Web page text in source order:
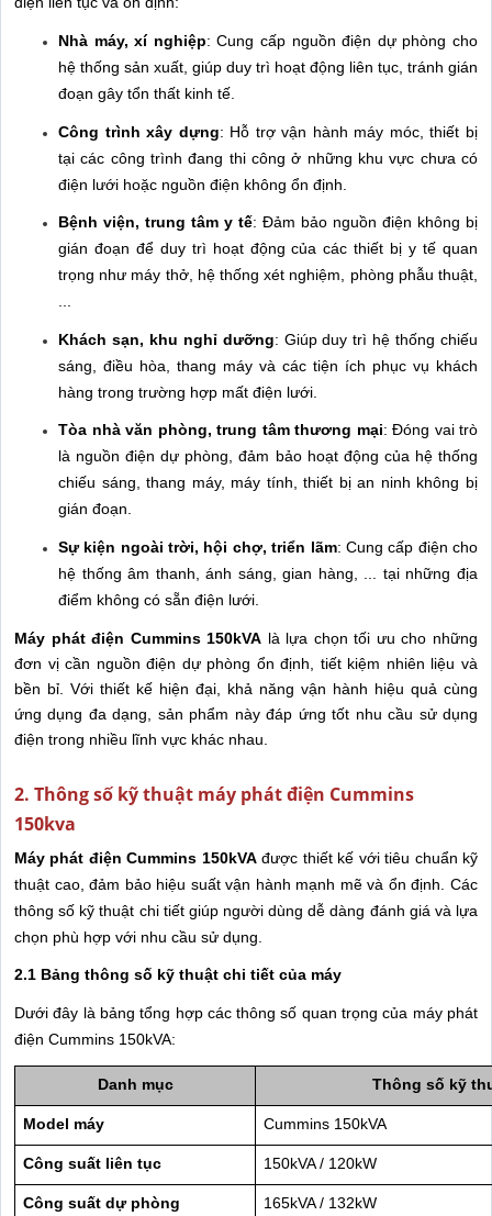
Nhà máy, xí nghiệp: Cung cấp nguồn điện dự phòng cho
hệ thống sản xuất, giúp duy trì hoạt động liên tục, tránh gián
đoạn gây tổn thất kinh tế.
Công trình xây dựng: Hỗ trợ vận hành máy móc, thiết bị
tại các công trình đang thi công ở những khu vực chưa có
điện lưới hoặc nguồn điện không ổn định.
Bệnh viện, trung tâm y tế: Đảm bảo nguồn điện không bị
gián đoạn để duy trì hoạt động của các thiết bị y tế quan
trọng như máy thở, hệ thống xét nghiệm, phòng phẫu thuật,
Khách sạn, khu nghỉ dưỡng: Giúp duy trì hệ thống chiếu
sáng, điều hòa, thang máy và các tiện ích phục vụ khách
hàng trong trường hợp mất điện lưới.
Tòa nhà văn phòng, trung tâm thương mại: Đóng vai trò
là nguồn điện dự phòng, đảm bảo hoạt động của hệ thống
chiếu sáng, thang máy, máy tính, thiết bị an ninh không bị
gián đoạn.
Sự kiện ngoài trời, hội chợ, triển lãm: Cung cấp điện cho
hệ thống âm thanh, ánh sáng, gian hàng, ... tại những địa
điểm không có sẵn điện lưới.
Máy phát điện Cummins 150kVA là lựa chọn tối ưu cho những
đơn vị cần nguồn điện dự phòng ổn định, tiết kiệm nhiên liệu và
bền bỉ. Với thiết kế hiện đại, khả năng vận hành hiệu quả cùng
ứng dụng đa dạng, sản phẩm này đáp ứng tốt nhu cầu sử dụng
điện trong nhiều lĩnh vực khác nhau.
2. Thông số kỹ thuật máy phát điện Cummins
150kva
Máy phát điện Cummins 150kVAđược thiết kế với tiêu chuẩn kỹ
thuật cao, đảm bảo hiệu suất vận hành mạnh mẽ và ổn định. Các
thông số kỹ thuật chi tiết giúp người dùng dễ dàng đánh giá và lựa
chọn phù hợp với nhu cầu sử dụng.
2.1 Bảng thông số kỹ thuật chi tiết của máy
Dưới đây là bảng tổng hợp các thông số quan trọng của máy phát
điện Cummins 150kVA:
Danh mục Thông số kỹ
Model máy Cummins 150kVA
Công suất liên tục 150kVA / 120kW
Công suất dự phòng 165kVA / 132kW